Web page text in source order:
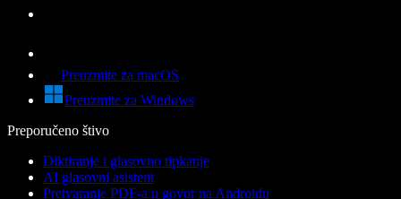
Preuzmite za macOS
Preuzmite za Windows
Preporučeno štivo
Diktiranje i glasovno tipkanje
AI glasovni asistent
Pretvaranje PDF-a u govor na Androidu